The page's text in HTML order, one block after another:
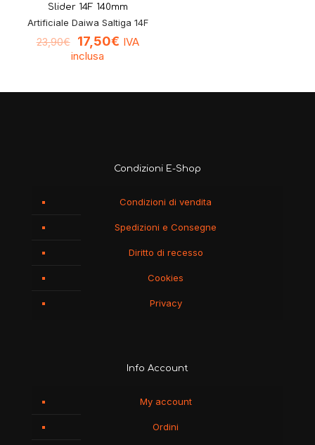
Slider 14F 140mm
Artificiale Daiwa Saltiga 14F
23,90€ 17,50€ IVA
inclusa
Condizioni E-Shop
Condizioni di vendita
Spedizioni e Consegne
Diritto di recesso
Cookies
Privacy
Info Account
My account
Ordini